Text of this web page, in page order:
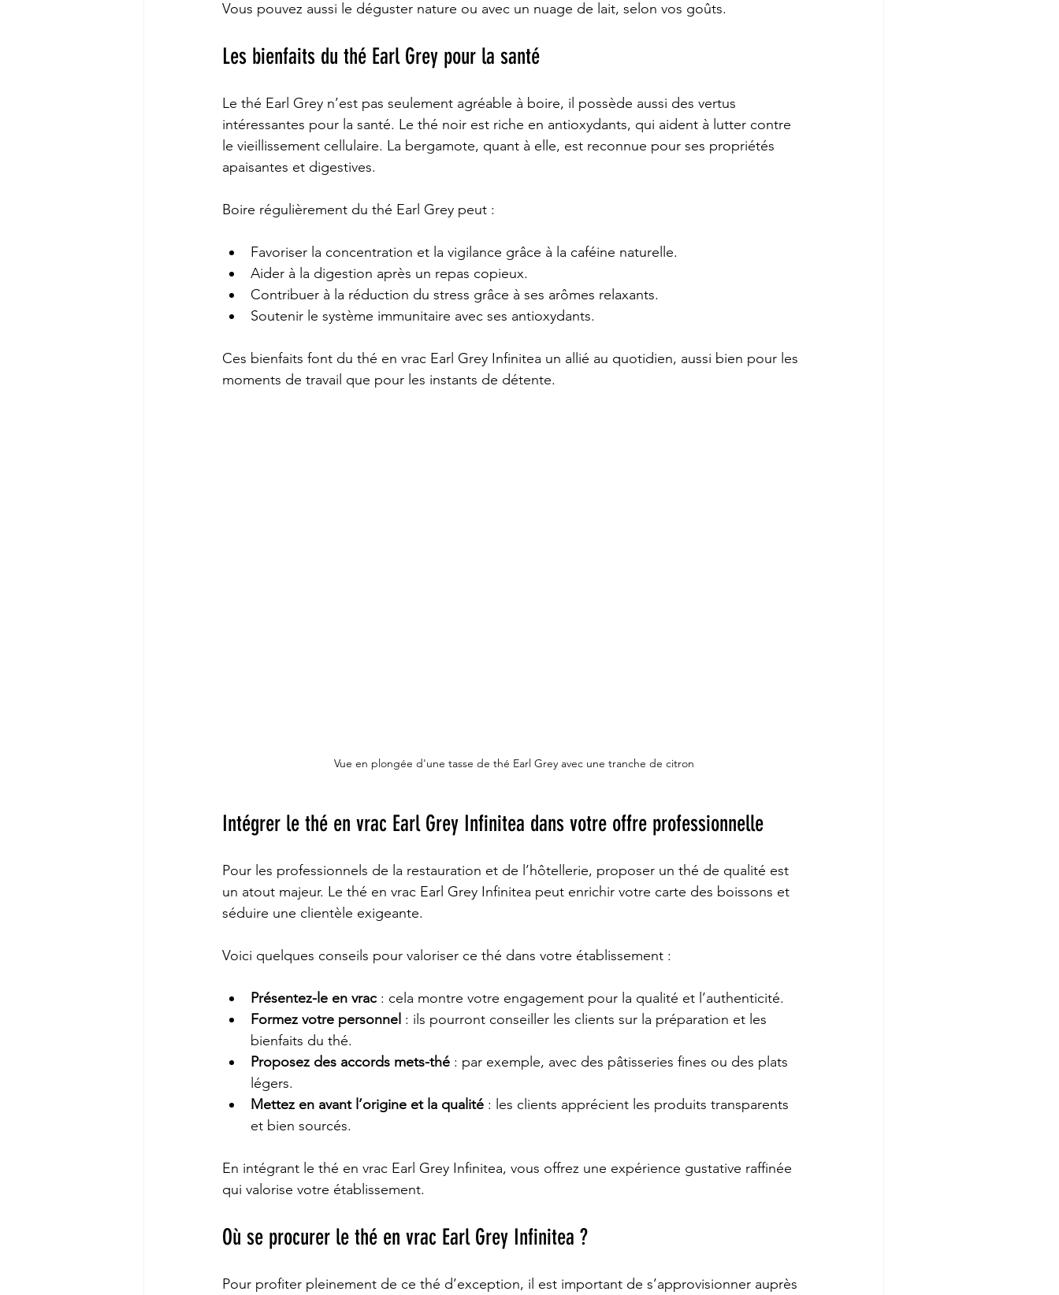
Vous pouvez aussi le déguster nature ou avec un nuage de lait, selon vos goûts.
Les bienfaits du thé Earl Grey pour la santé
Le thé Earl Grey n’est pas seulement agréable à boire, il possède aussi des vertus
intéressantes pour la santé. Le thé noir est riche en antioxydants, qui aident à lutter contre
le vieillissement cellulaire. La bergamote, quant à elle, est reconnue pour ses propriétés
apaisantes et digestives.
Boire régulièrement du thé Earl Grey peut :
Favoriser la concentration et la vigilance grâce à la caféine naturelle.
Aider à la digestion après un repas copieux.
Contribuer à la réduction du stress grâce à ses arômes relaxants.
Soutenir le système immunitaire avec ses antioxydants.
Ces bienfaits font du thé en vrac Earl Grey Infinitea un allié au quotidien, aussi bien pour les
moments de travail que pour les instants de détente.
Vue en plongée d'une tasse de thé Earl Grey avec une tranche de citron
Intégrer le thé en vrac Earl Grey Infinitea dans votre offre professionnelle
Pour les professionnels de la restauration et de l’hôtellerie, proposer un thé de qualité est
un atout majeur. Le thé en vrac Earl Grey Infinitea peut enrichir votre carte des boissons et
séduire une clientèle exigeante.
Voici quelques conseils pour valoriser ce thé dans votre établissement :
Présentez-le en vrac : cela montre votre engagement pour la qualité et l’authenticité.
Formez votre personnel : ils pourront conseiller les clients sur la préparation et les
bienfaits du thé.
Proposez des accords mets-thé : par exemple, avec des pâtisseries fines ou des plats
légers.
Mettez en avant l’origine et la qualité : les clients apprécient les produits transparents
et bien sourcés.
En intégrant le thé en vrac Earl Grey Infinitea, vous offrez une expérience gustative raffinée
qui valorise votre établissement.
Où se procurer le thé en vrac Earl Grey Infinitea ?
Pour profiter pleinement de ce thé d’exception, il est important de s’approvisionner auprès